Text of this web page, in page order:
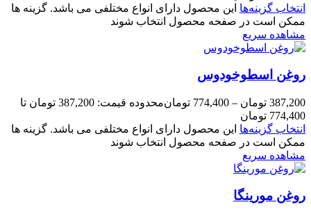
انتخاب گزینه‌ها این محصول دارای انواع مختلفی می باشد. گزینه ها
ممکن است در صفحه محصول انتخاب شوند
مشاهده سریع
روغن اسطوخودوس
387,200 تومان –
774,400 تومان
محدوده قیمت: 387,200 تومان تا
774,400 تومان
انتخاب گزینه‌ها این محصول دارای انواع مختلفی می باشد. گزینه ها
ممکن است در صفحه محصول انتخاب شوند
مشاهده سریع
روغن مورینگا